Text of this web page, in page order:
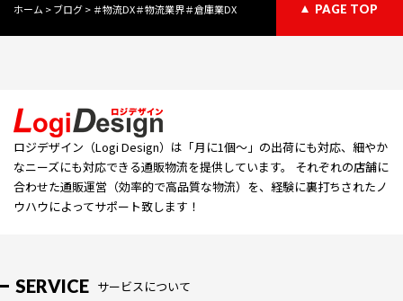
ホーム >ブログ> ＃物流DX＃物流業界＃倉庫業DX PAGE TOP
ロジデザイン（Logi Design）は「⽉に1個〜」の出荷にも対応、細やか
なニーズにも対応できる通販物流を提供しています。 それぞれの店舗に
合わせた通販運営（効率的で高品質な物流）を、経験に裏打ちされたノ
ウハウによってサポート致します！
SERVICE サービスについて